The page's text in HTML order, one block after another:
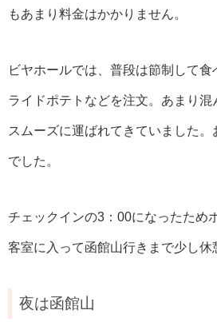
もあまり料金はかかりません。
ビヤホールでは、普段は節制して
ライドポテトなどを注文。あまり混
スムーズに運ばれてきていました。
でした。
チェックインの3：00になったため
客室に入って函館山行きまで少し休
夜は函館山